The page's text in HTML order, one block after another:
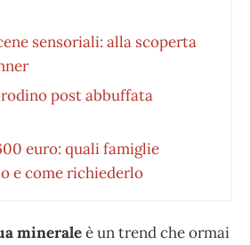
sensoriali: alla scoperta
post abbuffata
euro: quali famiglie
e come richiederlo
mineraleè un trend che ormai